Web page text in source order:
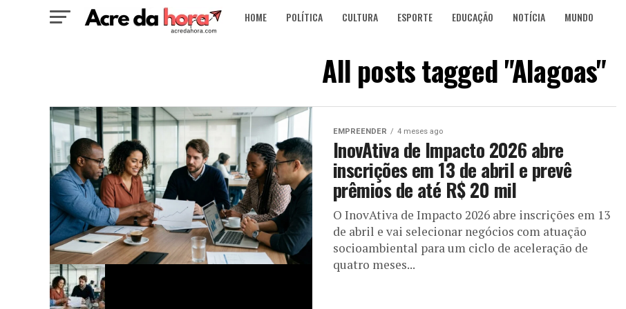
HOME POLÍTICA CULTURA ESPORTE EDUCAÇÃO NOTÍCIA MUNDO
All posts tagged "Alagoas"
EMPREENDER 4 meses ago
InovAtiva de Impacto 2026 abre
inscrições em 13 de abril e prevê
prêmios de até R$ 20 mil
O InovAtiva de Impacto 2026 abre inscrições em 13
de abril e vai selecionar negócios com atuação
socioambiental para um ciclo de aceleração de
quatro meses...